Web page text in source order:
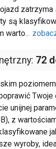
zatrzyma
są
warto...
72
unijnej
z
wyroby,